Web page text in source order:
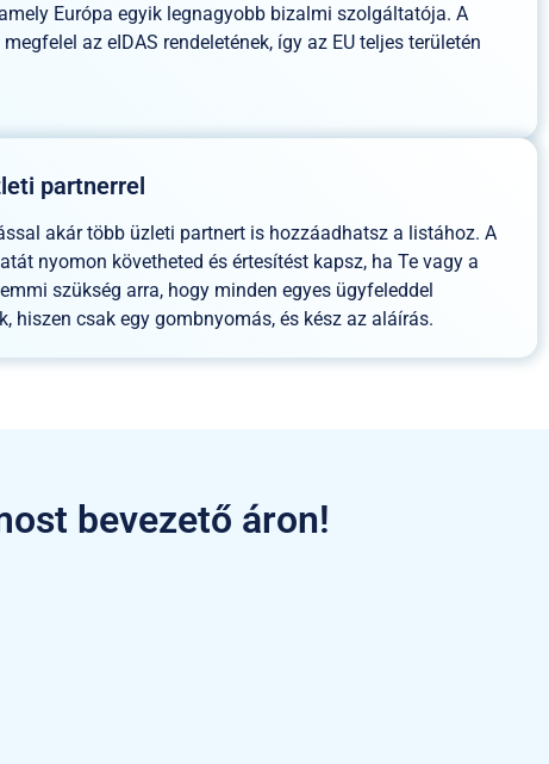
Európa egyik legnagyobb bizalmi szolgáltatója. A
az eIDAS rendeletének, így az EU teljes területén
partnerrel
akár több üzleti partnert is hozzáadhatsz a listához. A
nyomon követheted és értesítést kapsz, ha Te vagy a
szükség arra, hogy minden egyes ügyfeleddel
hiszen csak egy gombnyomás, és kész az aláírás.
bevezető áron!